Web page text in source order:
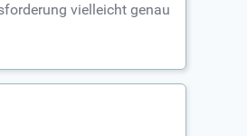
vielleicht genau